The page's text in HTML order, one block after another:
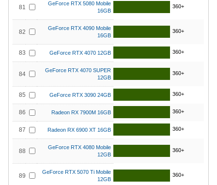
81
GeForce RTX 5080 Mobile
16GB
360+
82
GeForce RTX 4090 Mobile
16GB
360+
83 GeForce RTX 4070 12GB 360+
84
GeForce RTX 4070 SUPER
12GB
360+
85 GeForce RTX 3090 24GB 360+
86 Radeon RX 7900M 16GB 360+
87 Radeon RX 6900 XT 16GB 360+
88
GeForce RTX 4080 Mobile
12GB
360+
89
GeForce RTX 5070 Ti Mobile
12GB
360+